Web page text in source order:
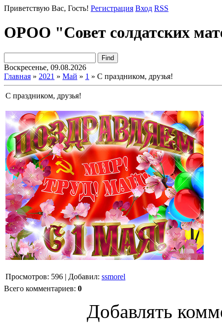
Приветствую Вас, Гость! Регистрация Вход RSS
ОРОО "Совет солдатских
Воскресенье, 09.08.2026
Главная » 2021 » Май » 1 » С праздником, друзья!
С праздником, друзья!
Просмотров: 596 | Добавил: ssmorel
Всего комментариев: 0
Добавлять